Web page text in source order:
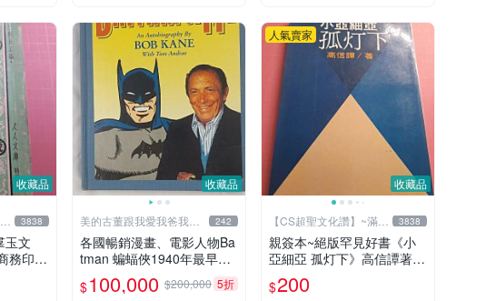
收藏品
3838
玉文
務印書
註記
收藏品
美的古董跟我愛我爸我恨
壞人
242
各國暢銷漫畫、電影人物Ba
tman 蝙蝠俠1940年最早的
創作者，這本書是Batman a
nd me 是Bob Kane1990年
$100,000 $200,000 5折
收藏品
人氣賣家
【CS超聖文化讚】~滿千
元送運
3838
親簽本~絕版罕見好書《小
亞細亞 孤灯下》高信譚著
遠景出版 民國73年再版【C
S超聖文化讚】
$200